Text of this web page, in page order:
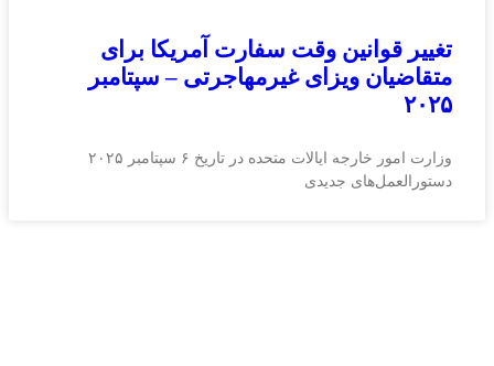
تغییر قوانین وقت سفارت آمریکا برای
متقاضیان ویزای غیرمهاجرتی – سپتامبر
۲۰۲۵
وزارت امور خارجه ایالات متحده در تاریخ ۶ سپتامبر ۲۰۲۵
دستورالعمل‌های جدیدی